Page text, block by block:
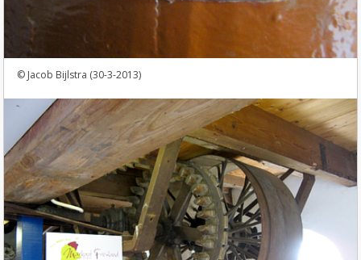
Jacob Bijlstra (30-3-2013)